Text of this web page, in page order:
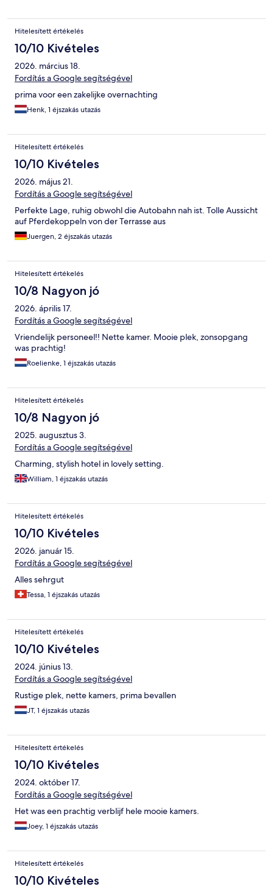
Hitelesített értékelés
10/10 Kivételes
2026. március 18.
Fordítás a Google segítségével
prima voor een zakelijke overnachting
Henk, 1 éjszakás utazás
Hitelesített értékelés
10/10 Kivételes
2026. május 21.
Fordítás a Google segítségével
Perfekte Lage, ruhig obwohl die Autobahn nah ist. Tolle Aussicht
auf Pferdekoppeln von der Terrasse aus
Juergen, 2 éjszakás utazás
Hitelesített értékelés
10/8 Nagyon jó
2026. április 17.
Fordítás a Google segítségével
Vriendelijk personeel!! Nette kamer. Mooie plek, zonsopgang
was prachtig!
Roelienke, 1 éjszakás utazás
Hitelesített értékelés
10/8 Nagyon jó
2025. augusztus 3.
Fordítás a Google segítségével
Charming, stylish hotel in lovely setting.
William, 1 éjszakás utazás
Hitelesített értékelés
10/10 Kivételes
2026. január 15.
Fordítás a Google segítségével
Alles sehrgut
Tessa, 1 éjszakás utazás
Hitelesített értékelés
10/10 Kivételes
2024. június 13.
Fordítás a Google segítségével
Rustige plek, nette kamers, prima bevallen
JT, 1 éjszakás utazás
Hitelesített értékelés
10/10 Kivételes
2024. október 17.
Fordítás a Google segítségével
Het was een prachtig verblijf hele mooie kamers.
Joey, 1 éjszakás utazás
Hitelesített értékelés
10/10 Kivételes